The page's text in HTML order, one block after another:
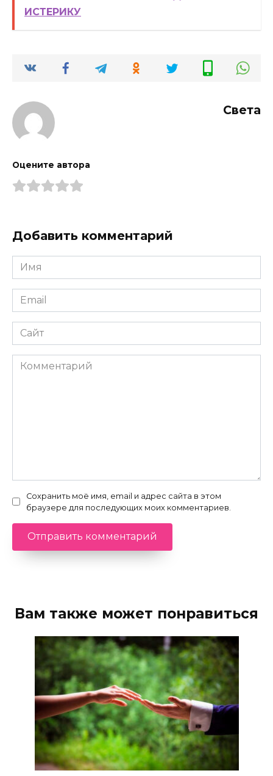
ИСТЕРИКУ
Света
Оцените автора
Добавить комментарий
Имя
*
Email
*
Сайт
Комментарий
Сохранить моё имя, email и адрес сайта в этом
браузере для последующих моих комментариев.
Вам также может понравиться